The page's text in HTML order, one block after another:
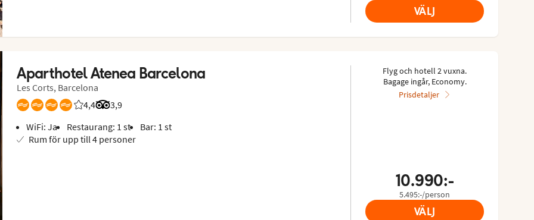
VÄLJ
Aparthotel Atenea Barcelona
Les Corts, Barcelona
4,4
Betyg från Vings gäster: 4.375/5
3,9
Betyg från Tripadvisor: 3.9 of 5
WiFi: Ja
Restaurang: 1 st
Bar: 1 st
Rum för upp till 4 personer
Flyg och hotell 2 vuxna.
Bagage ingår, Economy.
Prisdetaljer
10.990:-
5.495:-/person
VÄLJ